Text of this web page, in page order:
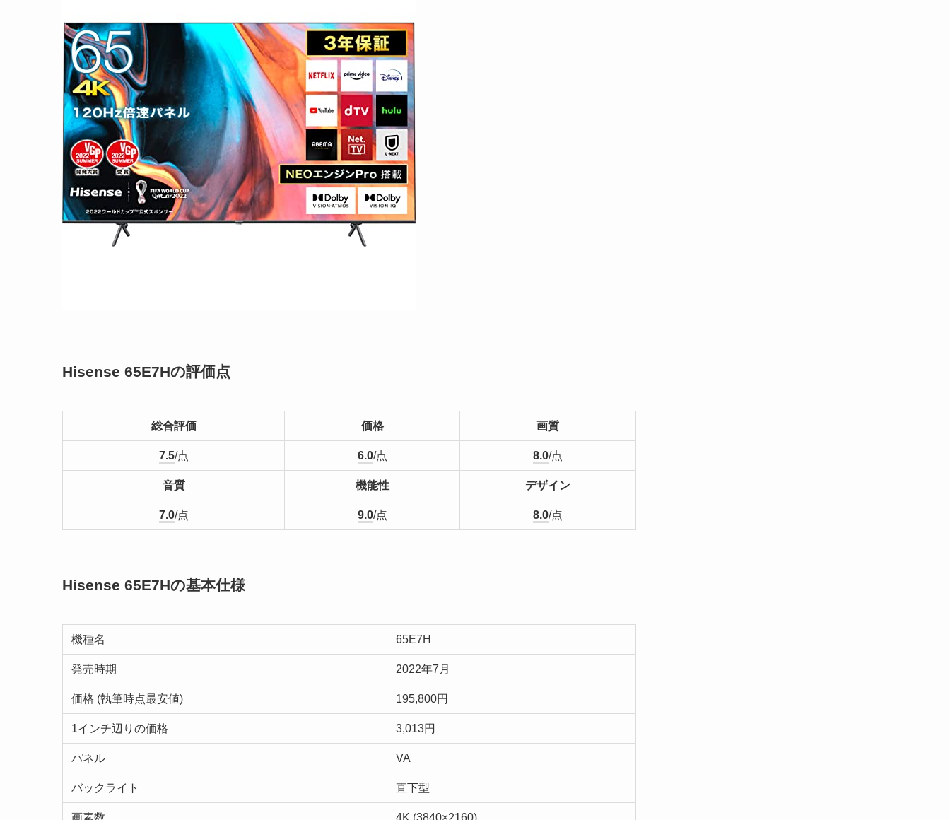
Hisense 65E7Hの評価点
総合評価 価格 画質
7.5/点 6.0/点 8.0/点
音質 機能性 デザイン
7.0/点 9.0/点 8.0/点
Hisense 65E7Hの基本仕様
機種名 65E7H
発売時期 2022年7月
価格 (執筆時点最安値) 195,800円
1インチ辺りの価格 3,013円
パネル VA
バックライト 直下型